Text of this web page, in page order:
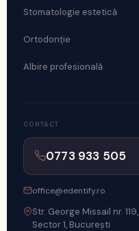
Stomatologie estetică
Ortodonție
Albire profesională
CONTACT
0773 933 505
office@edentify.ro
Str. George Missail nr. 119,
Sector 1, București